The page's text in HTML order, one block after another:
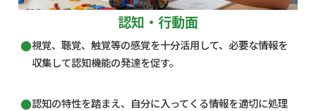
認知・行動面
視覚、聴覚、触覚等の感覚を十分活用して、必要な情報を
収集して認知機能の発達を促す。
認知の特性を踏まえ、自分に入ってくる情報を適切に処理